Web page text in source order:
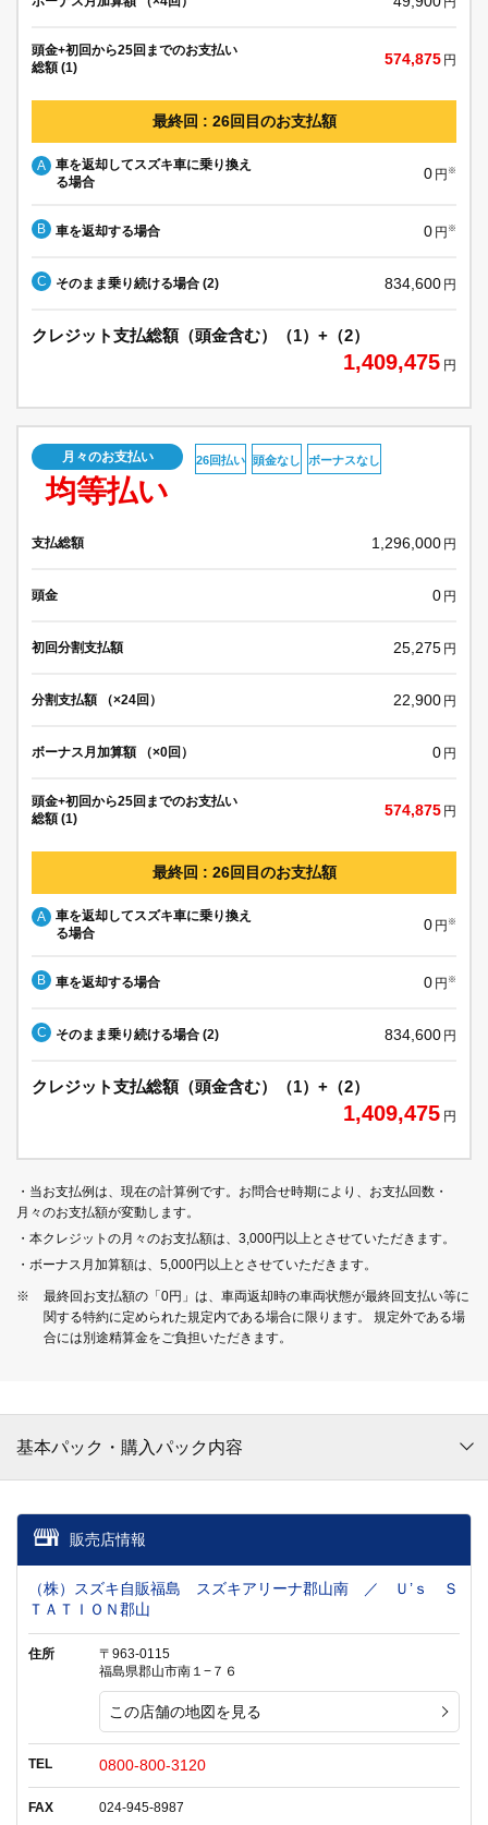
頭金+初回から25回までのお支払い
総額 (1)
574,875 円
最終回 : 26回目のお支払額
A
車を返却してスズキ車に乗り換え
る場合
0 円 ※
B 車を返却する場合 0 円 ※
C そのまま乗り続ける場合 (2) 834,600 円
クレジット支払総額（頭金含む）（1）+（2）
1,409,475 円
月々のお支払い
均等払い
26回払い 頭金なし ボーナスなし
支払総額 1,296,000 円
頭金 0 円
初回分割支払額 25,275 円
分割支払額 （×24回） 22,900 円
ボーナス月加算額 （×0回） 0 円
頭金+初回から25回までのお支払い
総額 (1)
574,875 円
最終回 : 26回目のお支払額
A
車を返却してスズキ車に乗り換え
る場合
0 円 ※
B 車を返却する場合 0 円 ※
C そのまま乗り続ける場合 (2) 834,600 円
クレジット支払総額（頭金含む）（1）+（2）
1,409,475 円
・当お支払例は、現在の計算例です。お問合せ時期により、お支払回数・
月々のお支払額が変動します。
・本クレジットの月々のお支払額は、3,000円以上とさせていただきます。
・ボーナス月加算額は、5,000円以上とさせていただきます。
※
最終回お支払額の「0円」は、車両返却時の車両状態が最終回支払い等に
関する特約に定められた規定内である場合に限ります。 規定外である場
合には別途精算金をご負担いただきます。
基本パック・購入パック内容
販売店情報
（株）スズキ自販福島 スズキアリーナ郡山南 ／ Ｕ’ｓ Ｓ
ＴＡＴＩＯＮ郡山
住所
〒963-0115
福島県郡山市南１−７６
この店舗の地図を見る
TEL 0800-800-3120
FAX 024-945-8987